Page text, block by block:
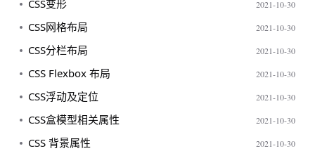
CSS变形 2021-10-30
CSS网格布局 2021-10-30
CSS分栏布局 2021-10-30
CSS Flexbox 布局 2021-10-30
CSS浮动及定位 2021-10-30
CSS盒模型相关属性 2021-10-30
CSS 背景属性 2021-10-30